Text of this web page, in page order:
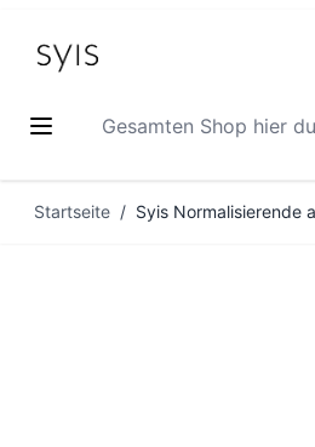
Gesamten Shop hier
Startseite / Syis Normalisierende